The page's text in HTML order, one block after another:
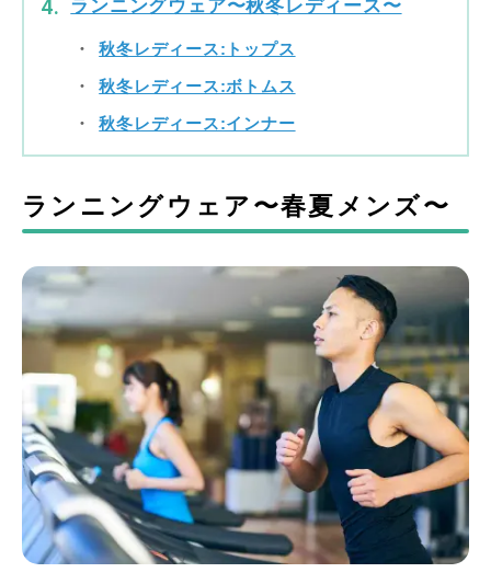
ランニングウェア〜秋冬レディース〜
秋冬レディース:トップス
秋冬レディース:ボトムス
秋冬レディース:インナー
ランニングウェア〜春夏メンズ〜